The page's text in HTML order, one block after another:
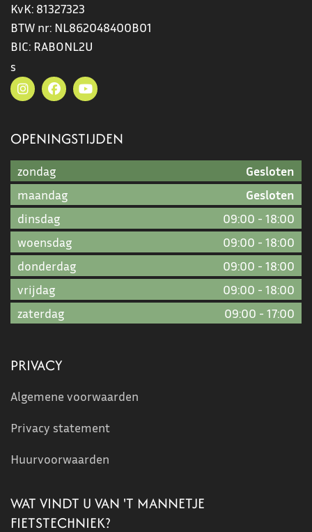
KvK: 81327323
BTW nr: NL862048400B01
BIC: RABONL2U
s
OPENINGSTIJDEN
zondag
Gesloten
maandag
Gesloten
dinsdag
09:00 - 18:00
woensdag
09:00 - 18:00
donderdag
09:00 - 18:00
vrijdag
09:00 - 18:00
zaterdag
09:00 - 17:00
PRIVACY
Algemene voorwaarden
Privacy statement
Huurvoorwaarden
WAT VINDT U VAN 'T MANNETJE
FIETSTECHNIEK?